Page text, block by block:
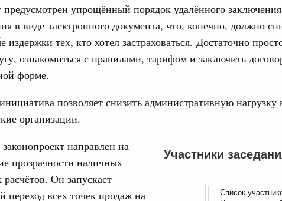
предусмотрен упрощённый порядок удалённого
в виде электронного документа, что, конечно, должно
издержки тех, кто хотел застраховаться. Достаточно
ознакомиться с правилами, тарифом и заключить
форме.
позволяет снизить административную нагрузку
организации.
Участники
Список
направлен на
прозрачности наличных
Он запускает
переход всех точек продаж на
21 мая, четверг
год, №17)
год, №16)
бюджетные ассигнования.
6 мая, среда